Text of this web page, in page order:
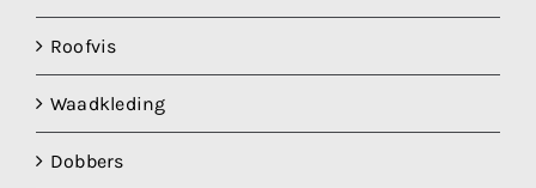
Roofvis
Waadkleding
Dobbers